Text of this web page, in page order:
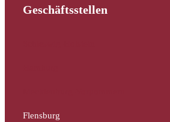
Geschäftsstellen
Flensburg